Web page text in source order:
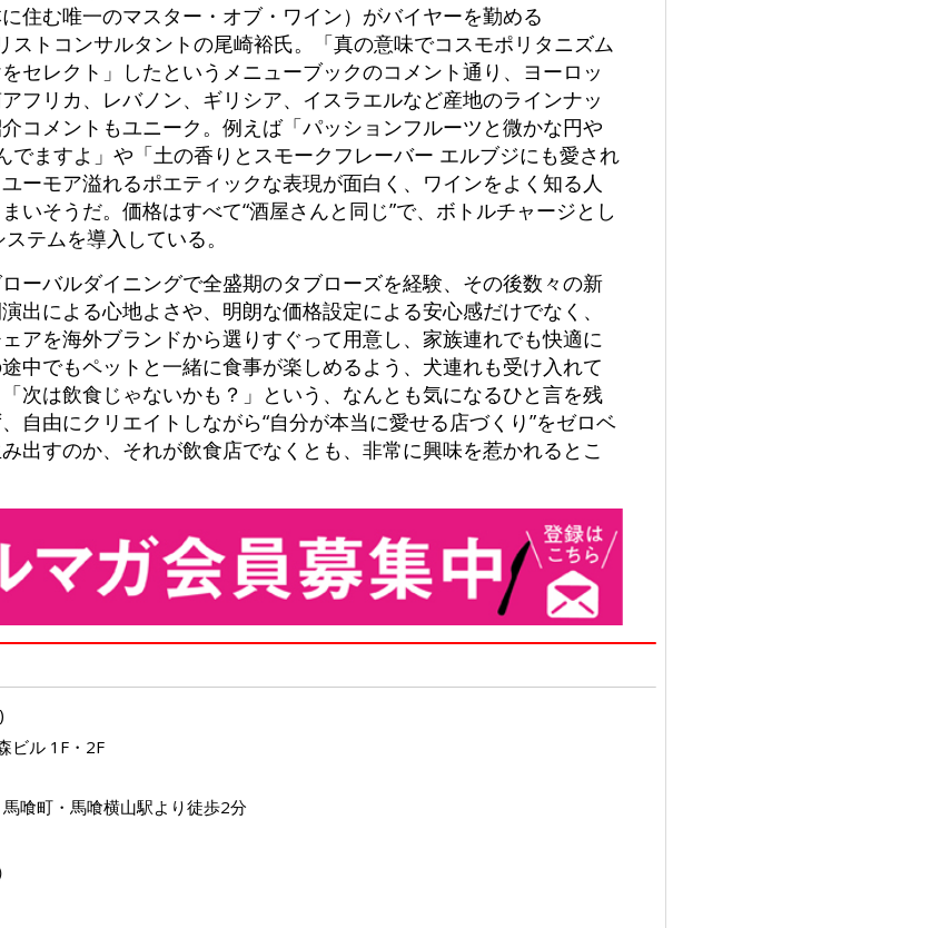
住む唯一のマスター・オブ・ワイン）がバイヤーを勤める
トコンサルタントの尾崎裕氏。「真の意味でコスモポリタニズム
セレクト」したというメニューブックのコメント通り、ヨーロッ
フリカ、レバノン、ギリシア、イスラエルなど産地のラインナッ
コメントもユニーク。例えば「パッションフルーツと微かな円や
でますよ」や「土の香りとスモークフレーバー エルブジにも愛され
ーモア溢れるポエティックな表現が面白く、ワインをよく知る人
いそうだ。価格はすべて“酒屋さんと同じ”で、ボトルチャージとし
テムを導入している。
ーバルダイニングで全盛期のタブローズを経験、その後数々の新
出による心地よさや、明朗な価格設定による安心感だけでなく、
アを海外ブランドから選りすぐって用意し、家族連れでも快適に
中でもペットと一緒に食事が楽しめるよう、犬連れも受け入れて
次は飲食じゃないかも？」という、なんとも気になるひと言を残
自由にクリエイトしながら“自分が本当に愛せる店づくり”をゼロベ
出すのか、それが飲食店でなくとも、非常に興味を惹かれるとこ
ビル 1F・2F
喰町・馬喰横山駅より徒歩2分